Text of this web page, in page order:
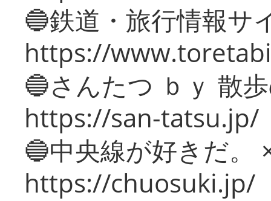
🔵鉄道・旅行情報サ
https://
🔵さんたつ ｂｙ 散
https://san-tatsu.jp/
🔵中央線が好きだ。
https://chuosuki.jp/